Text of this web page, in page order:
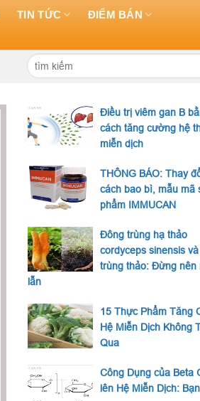
TIN TỨC
ĐIỂM BÁN
Tìm
kiếm:
Điều trị viêm gan B
cách tăng cường hệ
miễn dịch
THÔNG BÁO: Thay
cách bao bì, mẫu mã
phẩm IMMUCAN
Đông trùng hạ thảo
cordyceps sinensis
trùng thảo: Đừng nên
lẫn
15 Thực Phẩm Tăng
Hệ Miễn Dịch Không
Qua
Công Dụng của Beta
lên Hệ Miễn Dịch: